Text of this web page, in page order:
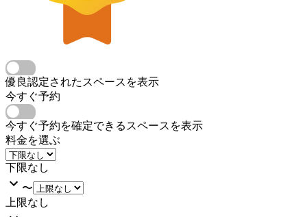
優良認定されたスペースを表示
今すぐ予約
今すぐ予約を確定できるスペースを表示
料金を選ぶ
下限なし
〜
上限なし